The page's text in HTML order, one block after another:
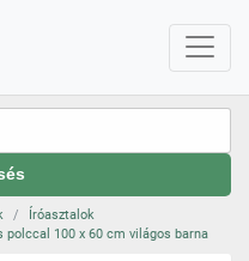
Íróasztalok
100 x 60 cm világos barna